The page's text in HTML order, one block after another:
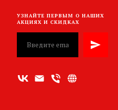
УЗНАЙТЕ ПЕРВЫМ О НАШИХ
АКЦИЯХ И СКИДКАХ